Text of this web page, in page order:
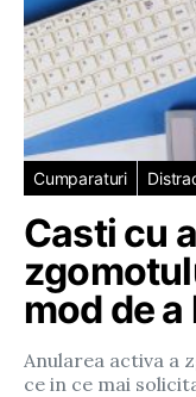
Cumparaturi
Casti cu
mod de a
Anularea activa a
ce in ce mai